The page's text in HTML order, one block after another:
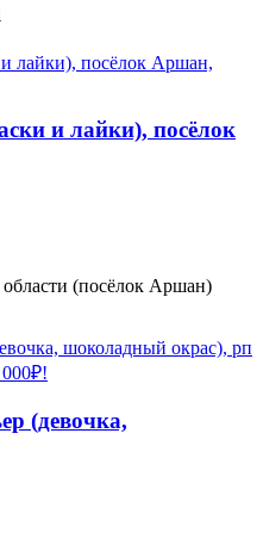
и лайки), посёлок
(посёлок Аршан)
(девочка,